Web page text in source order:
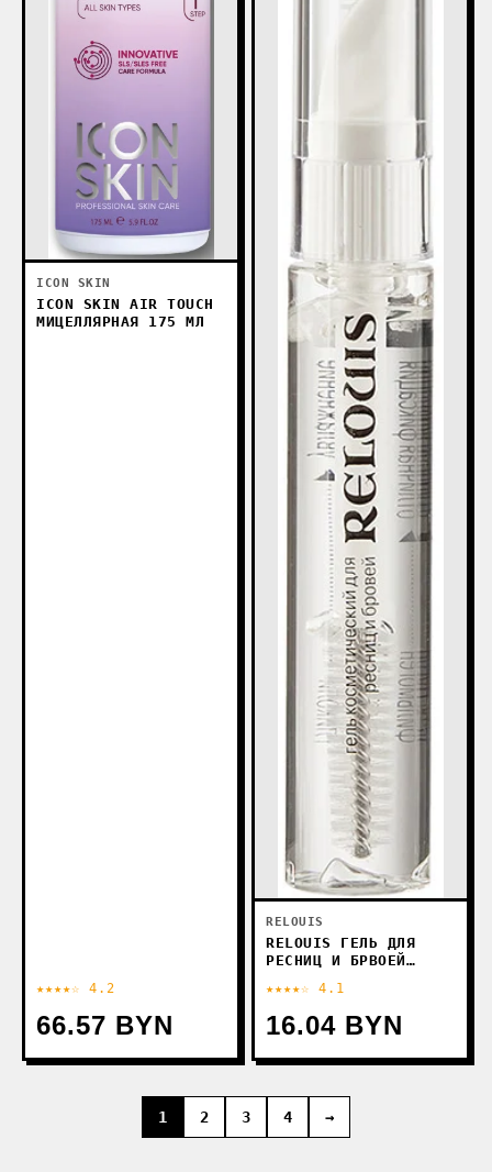
ICON SKIN
ICON SKIN AIR TOUCH
МИЦЕЛЛЯРНАЯ 175 МЛ
★★★★☆ 4.2
66.57 BYN
RELOUIS
RELOUIS ГЕЛЬ ДЛЯ
РЕСНИЦ И БРВОЕЙ
★★★★☆ 4.1
16.04 BYN
1 2 3 4 →